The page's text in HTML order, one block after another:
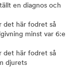
en diagnos och
det här fodret så
minst var 6:e
det här fodret så
djurets